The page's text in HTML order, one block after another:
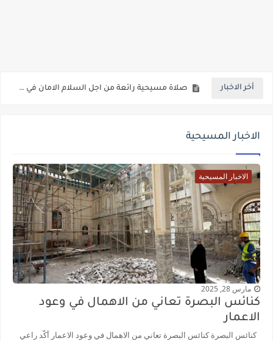
أخر الاخبار صلاة مسيحية رائعة من اجل السلام الامان في العالم اجمع
اهم فوائد شرب الماء تعرف عليها الان
عدد مسيحيي العراق وما هي نسبة المسيحيين في العراق شاهد المفاجأة
عذراء اول من تعجن وتخبز وتفتتح افران باطنايا في سهل نينوى شمال االعراق
غضب مصري ضد المخرجة فدوى مواهب ومطالبات بسحب جنسيتها ما هي القصة
المصرية فدوى تقول مفيش دين مسيحي ولا يهودي واساءت ايضا للحضارة المصرية
الاخبار المسيحية
الاخبار المسيحية
مارس 28, 2025
كنائس البصرة تعاني من الاهمال في وعود
الاعمار
كنائس البصرة كنائس البصرة تعاني من الاهمال في وعود الاعمار أكّد راعي